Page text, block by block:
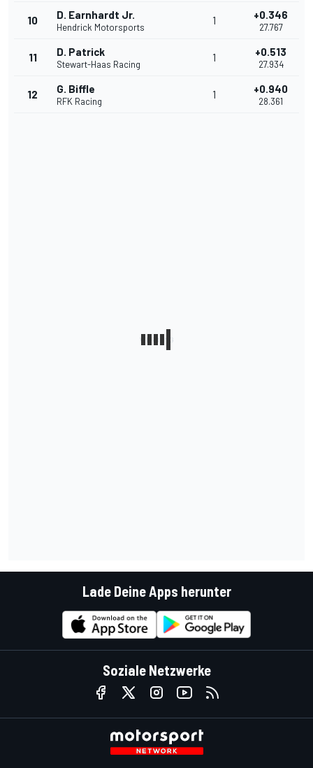
10 D. Earnhardt Jr.
Hendrick Motorsports
1 +0.346
27.767
11 D. Patrick
Stewart-Haas Racing
1 +0.513
27.934
12 G. Biffle
RFK Racing
1 +0.940
28.361
Lade Deine Apps herunter
Soziale Netzwerke